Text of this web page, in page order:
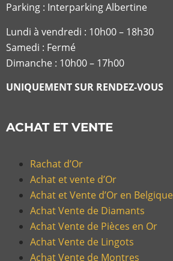
Parking : Interparking Albertine
Lundi à vendredi : 10h00 – 18h30
Samedi : Fermé
Dimanche : 10h00 – 17h00
UNIQUEMENT SUR RENDEZ-VOUS
ACHAT ET VENTE
Rachat d’Or
Achat et vente d’Or
Achat et Vente d’Or en Belgique
Achat Vente de Diamants
Achat Vente de Pièces en Or
Achat Vente de Lingots
Achat Vente de Montres